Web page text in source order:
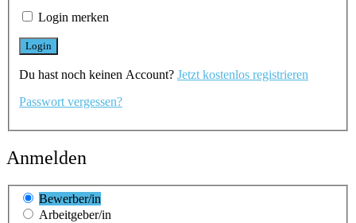
Login merken
Du hast noch keinen Account? Jetzt kostenlos registrieren
Passwort vergessen?
Anmelden
Bewerber/in
Arbeitgeber/in